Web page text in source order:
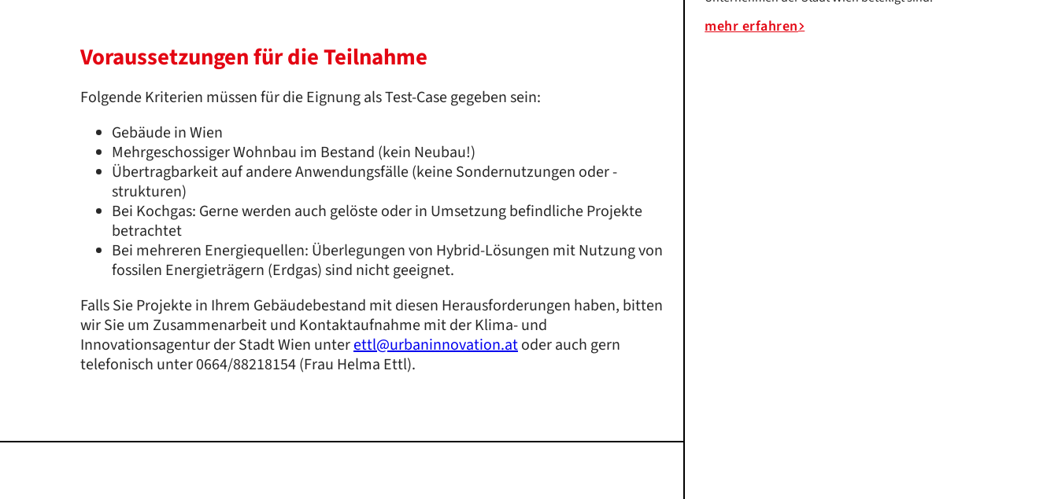
Voraussetzungen für die Teilnahme
Folgende Kriterien müssen für die Eignung als Test-Case gegeben sein:
Gebäude in Wien
Mehrgeschossiger Wohnbau im Bestand (kein Neubau!)
Übertragbarkeit auf andere Anwendungsfälle (keine Sondernutzungen oder -
strukturen)
Bei Kochgas: Gerne werden auch gelöste oder in Umsetzung befindliche Projekte
betrachtet
Bei mehreren Energiequellen: Überlegungen von Hybrid-Lösungen mit Nutzung von
fossilen Energieträgern (Erdgas) sind nicht geeignet.
Falls Sie Projekte in Ihrem Gebäudebestand mit diesen Herausforderungen haben, bitten
wir Sie um Zusammenarbeit und Kontaktaufnahme mit der Klima- und
Innovationsagentur der Stadt Wien unterettl@urbaninnovation.atoder auch gern
telefonisch unter 0664/88218154 (Frau Helma Ettl).
mehr erfahren